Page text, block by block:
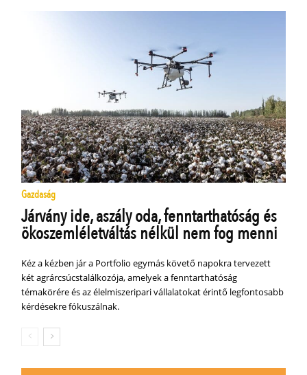
Gazdaság
Járvány ide, aszály oda, fenntarthatóság és
ökoszemléletváltás nélkül nem fog menni
Kéz a kézben jár a Portfolio egymás követő napokra tervezett
két agrárcsúcstalálkozója, amelyek a fenntarthatóság
témakörére és az élelmiszeripari vállalatokat érintő legfontosabb
kérdésekre fókuszálnak.